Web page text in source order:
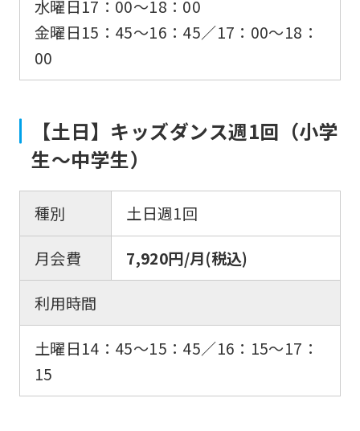
水曜日17：00〜18：00
金曜日15：45〜16：45／17：00〜18：
00
【土日】キッズダンス週1回（小学
生〜中学生）
種別
土日週1回
月会費
7,920円/月(税込)
利用時間
土曜日14：45〜15：45／16：15〜17：
15